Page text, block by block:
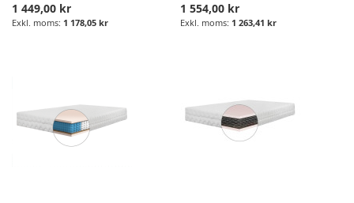
1 449,00 kr
1 178,05 kr
1 554,00 kr
1 263,41 kr